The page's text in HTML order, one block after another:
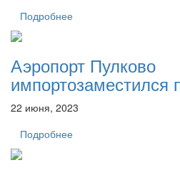
Подробнее
Аэропорт Пулково
импортозаместился
22 июня, 2023
Подробнее